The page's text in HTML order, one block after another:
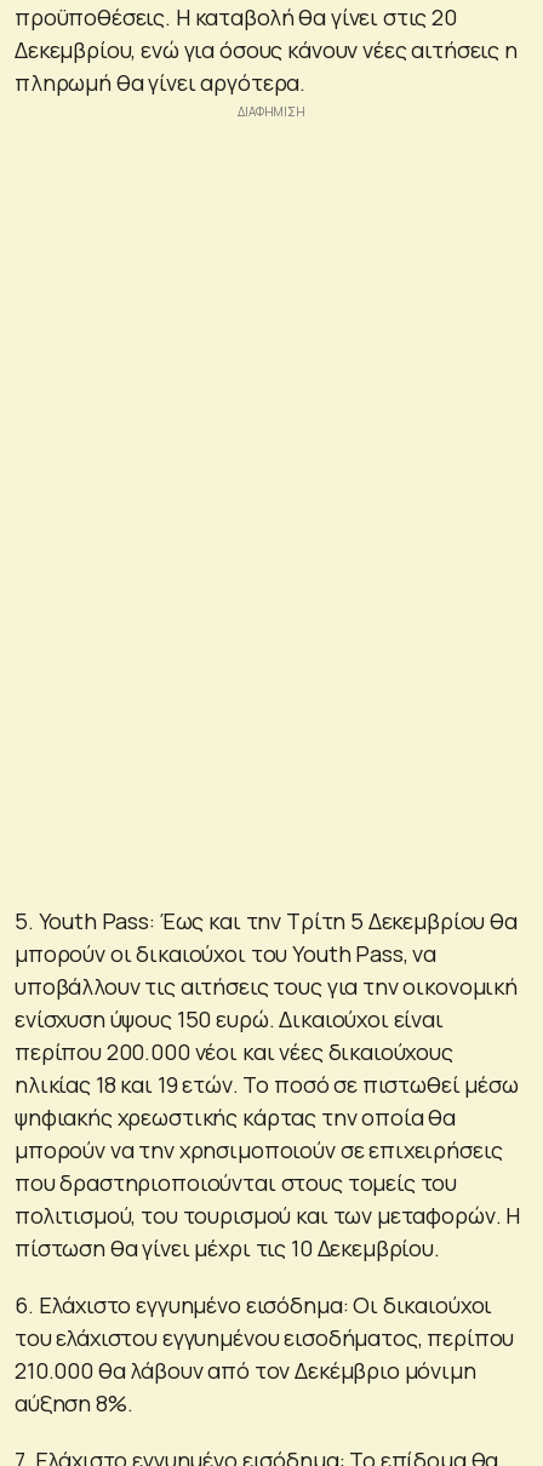
προϋποθέσεις. Η καταβολή θα γίνει στις 20
Δεκεμβρίου, ενώ για όσους κάνουν νέες αιτήσεις η
πληρωμή θα γίνει αργότερα.
5. Youth Pass: Έως και την Τρίτη 5 Δεκεμβρίου θα
μπορούν οι δικαιούχοι του Youth Pass, να
υποβάλλουν τις αιτήσεις τους για την οικονομική
ενίσχυση ύψους 150 ευρώ. Δικαιούχοι είναι
περίπου 200.000 νέοι και νέες δικαιούχους
ηλικίας 18 και 19 ετών. Το ποσό σε πιστωθεί μέσω
ψηφιακής χρεωστικής κάρτας την οποία θα
μπορούν να την χρησιμοποιούν σε επιχειρήσεις
που δραστηριοποιούνται στους τομείς του
πολιτισμού, του τουρισμού και των μεταφορών. Η
πίστωση θα γίνει μέχρι τις 10 Δεκεμβρίου.
6. Ελάχιστο εγγυημένο εισόδημα: Οι δικαιούχοι
του ελάχιστου εγγυημένου εισοδήματος, περίπου
210.000 θα λάβουν από τον Δεκέμβριο μόνιμη
αύξηση 8%.
7. Ελάχιστο εγγυημένο εισόδημα: Το επίδομα θα